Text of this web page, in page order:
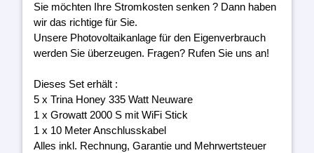
Sie möchten Ihre Stromkosten senken ? Dann haben
wir das richtige für Sie.
Unsere Photovoltaikanlage für den Eigenverbrauch
werden Sie überzeugen. Fragen? Rufen Sie uns an!
Dieses Set erhält :
5 x Trina Honey 335 Watt Neuware
1 x Growatt 2000 S mit WiFi Stick
1 x 10 Meter Anschlusskabel
Alles inkl. Rechnung, Garantie und Mehrwertsteuer